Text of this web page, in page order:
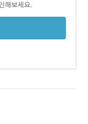
해보세요.